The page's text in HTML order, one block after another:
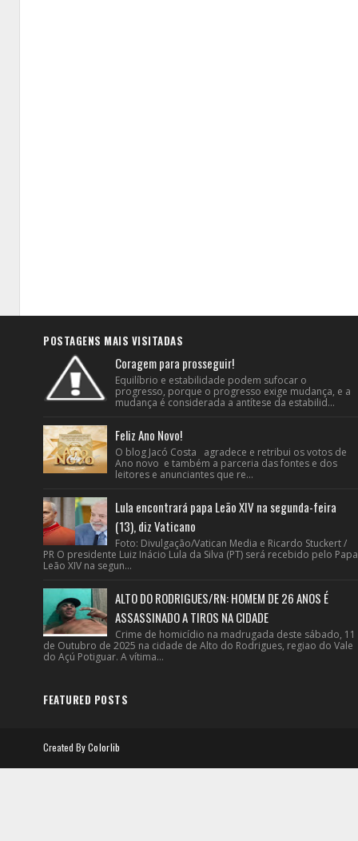
POSTAGENS MAIS VISITADAS
Coragem para prosseguir!
Equilíbrio e estabilidade podem sufocar o
progresso, porque o progresso exige mudança, e a
mudança é considerada a antítese da estabilid...
Feliz Ano Novo!
O blog Jacó Costa agradece e retribui os votos de
Ano novo e também a parceria das fontes e dos
leitores e anunciantes que re...
Lula encontrará papa Leão XIV na segunda-feira
(13), diz Vaticano
Foto: Divulgação/Vatican Media e Ricardo Stuckert /
PR O presidente Luiz Inácio Lula da Silva (PT) será recebido pelo Papa
Leão XIV na segun...
ALTO DO RODRIGUES/RN: HOMEM DE 26 ANOS É
ASSASSINADO A TIROS NA CIDADE
Crime de homicídio na madrugada deste sábado, 11
de Outubro de 2025 na cidade de Alto do Rodrigues, regiao do Vale
do Açú Potiguar. A vítima...
FEATURED POSTS
Created ByColorlib